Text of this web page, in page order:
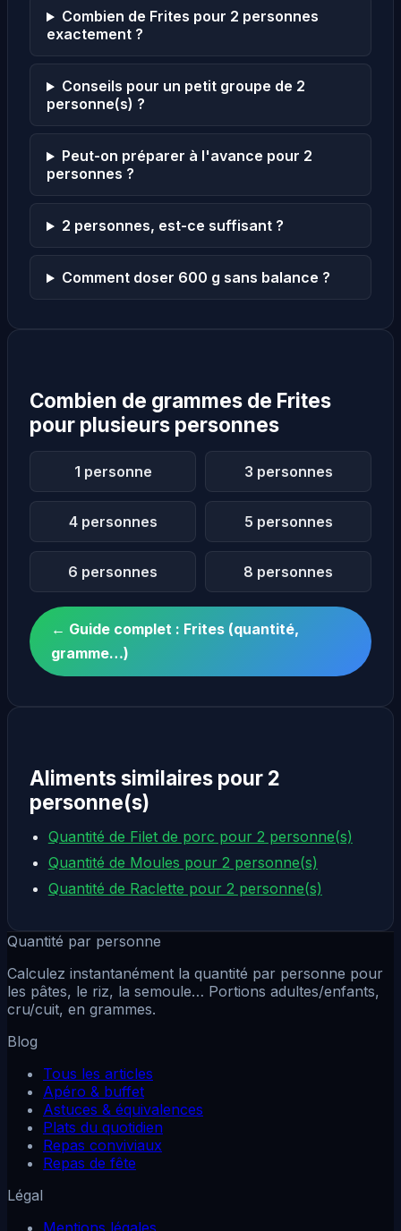
Combien de Frites pour 2 personnes
exactement ?
Conseils pour un petit groupe de 2
personne(s) ?
Peut-on préparer à l'avance pour 2
personnes ?
2 personnes, est-ce suffisant ?
Comment doser 600 g sans balance ?
Combien de grammes de Frites
pour plusieurs personnes
1 personne 3 personnes
4 personnes 5 personnes
6 personnes 8 personnes
← Guide complet : Frites (quantité,
gramme…)
Aliments similaires pour 2
personne(s)
Quantité de Filet de porc pour 2 personne(s)
Quantité de Moules pour 2 personne(s)
Quantité de Raclette pour 2 personne(s)
Quantité par personne
Calculez instantanément la quantité par personne pour
les pâtes, le riz, la semoule… Portions adultes/enfants,
cru/cuit, en grammes.
Blog
Tous les articles
Apéro & buffet
Astuces & équivalences
Plats du quotidien
Repas conviviaux
Repas de fête
Légal
Mentions légales